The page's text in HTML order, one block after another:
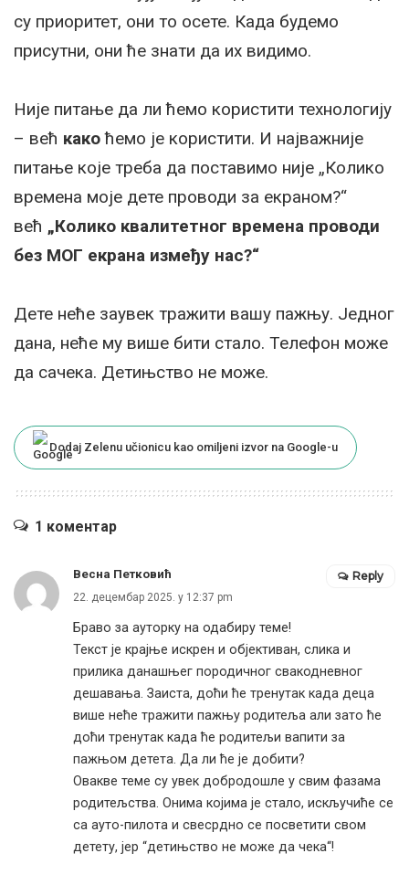
су приоритет, они то осете. Када будемо
присутни, они ће знати да их видимо.
Није питање да ли ћемо користити технологију
– већ какоћемо је користити. И најважније
питање које треба да поставимо није „Колико
времена моје дете проводи за екраном?“
већ „Колико квалитетног времена проводи
без МОГ екрана између нас?“
Дете неће заувек тражити вашу пажњу. Једног
дана, неће му више бити стало. Телефон може
да сачека. Детињство не може.
Dodaj Zelenu učionicu kao omiljeni izvor na Google-u
1 коментар
Весна Петковић
22. децембар 2025. у 12:37 pm
Браво за ауторку на одабиру теме!
Текст је крајње искрен и објективан, слика и
прилика данашњег породичног свакодневног
дешавања. Заиста, доћи ће тренутак када деца
више неће тражити пажњу родитеља али зато ће
доћи тренутак када ће родитељи вапити за
пажњом детета. Да ли ће је добити?
Овакве теме су увек добродошле у свим фазама
родитељства. Онима којима је стало, искључиће се
са ауто-пилота и свесрдно се посветити свом
детету, јер “детињство не може да чека“!
Reply